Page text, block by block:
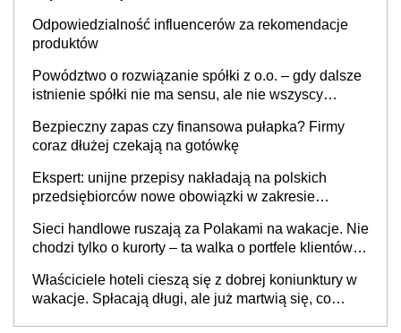
Odpowiedzialność influencerów za rekomendacje
produktów
Powództwo o rozwiązanie spółki z o.o. – gdy dalsze
istnienie spółki nie ma sensu, ale nie wszyscy
Bezpieczny zapas czy finansowa pułapka? Firmy
coraz dłużej czekają na gotówkę
Ekspert: unijne przepisy nakładają na polskich
przedsiębiorców nowe obowiązki w zakresie
Sieci handlowe ruszają za Polakami na wakacje. Nie
chodzi tylko o kurorty – ta walka o portfele klientów
cichu
Właściciele hoteli cieszą się z dobrej koniunktury w
wakacje. Spłacają długi, ale już martwią się, co